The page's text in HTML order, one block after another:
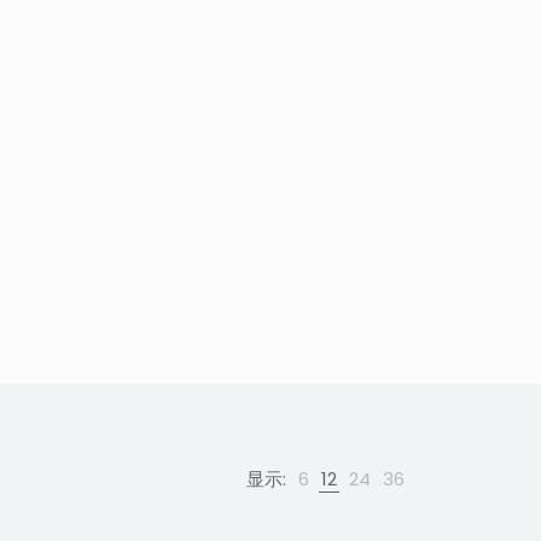
显示: 6 12 24 36